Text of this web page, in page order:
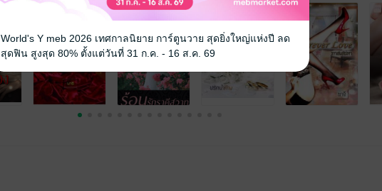
World's Y meb 2026 เทศกาลนิยาย การ์ตูนวาย สุดยิ่งใหญ่แห่งปี ลด
สุดฟิน สูงสุด 80% ตั้งแต่วันที่ 31 ก.ค. - 16 ส.ค. 69